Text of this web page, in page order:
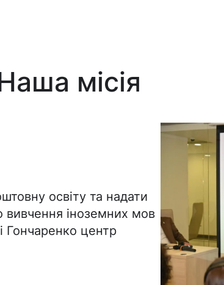
місія
освіту та надати
вивчення іноземних мов
Гончаренко центр